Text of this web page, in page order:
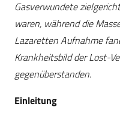
Gasverwundete
waren, während die
Lazaretten Aufnahme
Krankheitsbild der Lost-
gegenüberstanden.
Einleitung